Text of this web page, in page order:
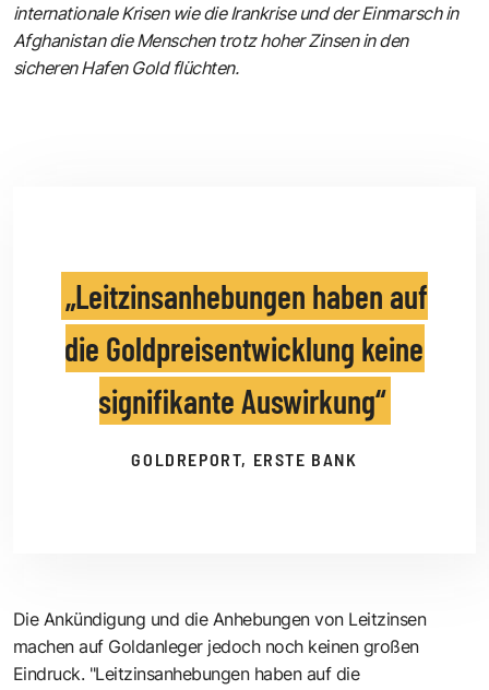
internationale Krisen wie die Irankrise und der Einmarsch in
Afghanistan die Menschen trotz hoher Zinsen in den
sicheren Hafen Gold flüchten.
Leitzinsanhebungen haben auf
die Goldpreisentwicklung keine
signifikante Auswirkung
GOLDREPORT, ERSTE BANK
Die Ankündigung und die Anhebungen von Leitzinsen
machen auf Goldanleger jedoch noch keinen großen
Eindruck. "Leitzinsanhebungen haben auf die